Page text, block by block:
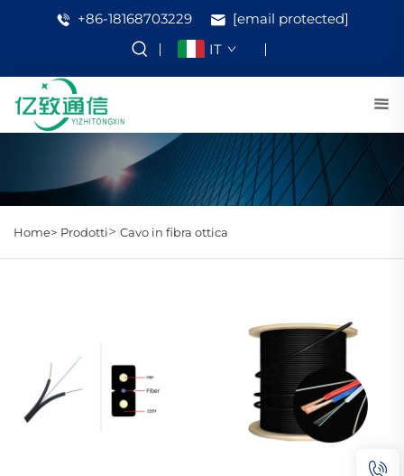
+86-18168703229
[email protected]
IT
Home> Prodotti> Cavo in fibra ottica